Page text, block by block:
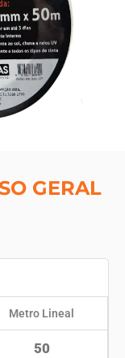
GERAL
Metro Lineal
50